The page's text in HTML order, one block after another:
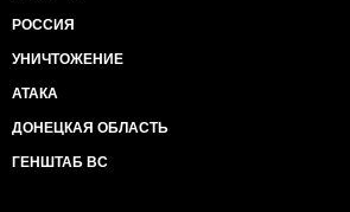
РОССИЯ
УНИЧТОЖЕНИЕ
АТАКА
ДОНЕЦКАЯ ОБЛАСТЬ
ГЕНШТАБ ВС